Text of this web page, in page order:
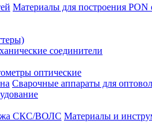
Материалы для построения PON
соединители
оптические
Сварочные аппараты для
Материалы и